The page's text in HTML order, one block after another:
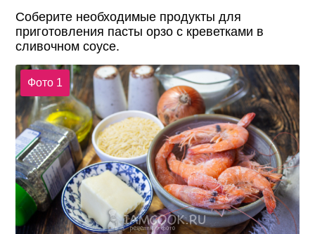
Соберите необходимые продукты для
приготовления пасты орзо с креветками в
сливочном соусе.
Фото 1